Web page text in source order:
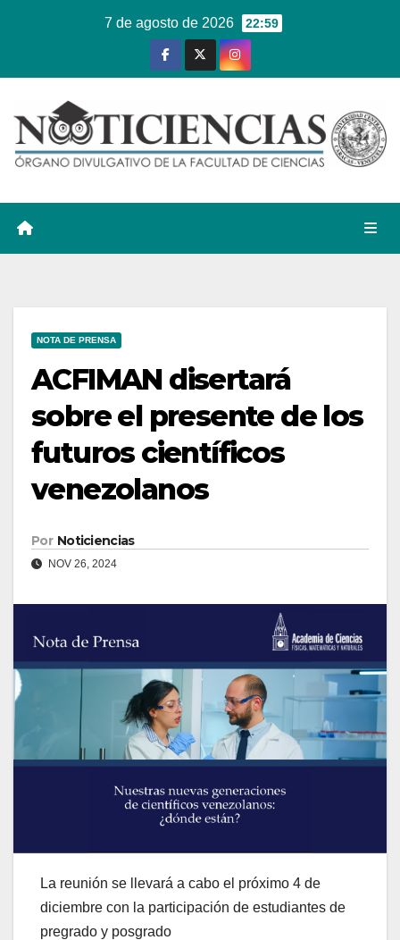
7 de agosto de 2026 22:59
NOTA DE PRENSA
ACFIMAN disertará
sobre el presente de los
futuros científicos
venezolanos
Por Noticiencias
NOV 26, 2024
La reunión se llevará a cabo el próximo 4 de
diciembre con la participación de estudiantes de
pregrado y posgrado